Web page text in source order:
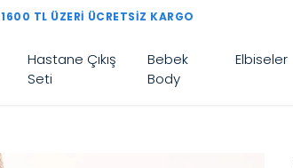
1600 TL ÜZERI ÜCRETSIZ KARGO
Hastane Çıkış
Seti
Bebek
Body
Elbiseler